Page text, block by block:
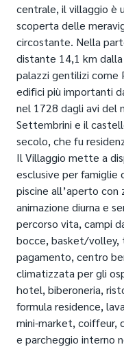
centrale, il villaggio è
scoperta delle
circostante. Nella
distante 14,1 km
palazzi gentilizi come
edifici più importanti
nel 1728 dagli avi
Settembrini e il
secolo, che fu
Il Villaggio mette a
esclusive per famiglie
piscine all’aperto con
animazione diurna e
percorso vita, campi
bocce, basket/volley,
pagamento, centro
climatizzata per gli
hotel, biberoneria,
formula residence,
mini-market, coiffeur,
e parcheggio interno